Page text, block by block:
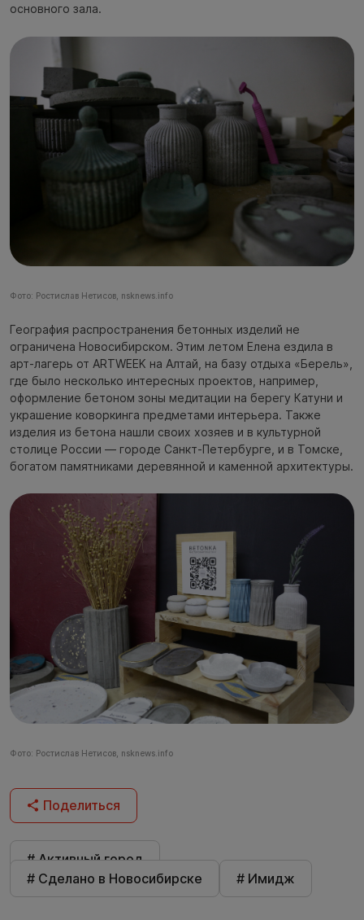
основного зала.
Фото: Ростислав Нетисов, nsknews.info
География распространения бетонных изделий не
ограничена Новосибирском. Этим летом Елена ездила в
арт-лагерь от ARTWEEK на Алтай, на базу отдыха «Берель»,
где было несколько интересных проектов, например,
оформление бетоном зоны медитации на берегу Катуни и
украшение коворкинга предметами интерьера. Также
изделия из бетона нашли своих хозяев и в культурной
столице России — городе Санкт-Петербурге, и в Томске,
богатом памятниками деревянной и каменной архитектуры.
Фото: Ростислав Нетисов, nsknews.info
Поделиться
# Активный город
# Сделано в Новосибирске
# Имидж